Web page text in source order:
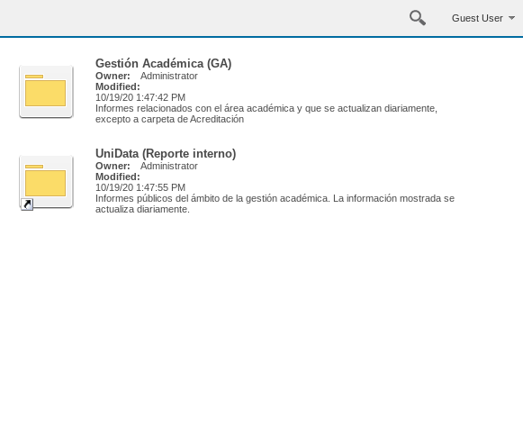
Guest User
Gestión Académica (GA)
Owner:
Administrator
Modified:
10/19/20 1:47:42 PM
Informes relacionados con el área académica y que se actualizan diariamente,
excepto a carpeta de Acreditación
UniData (Reporte interno)
Owner:
Administrator
Modified:
10/19/20 1:47:55 PM
Informes públicos del ámbito de la gestión académica. La información mostrada se
actualiza diariamente.